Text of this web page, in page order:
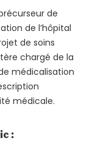
de
de l’hôpital
de soins
chargé de la
médicalisation
médicale.
: